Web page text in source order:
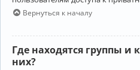
Вернуться к началу
Где находятся группы и
них?